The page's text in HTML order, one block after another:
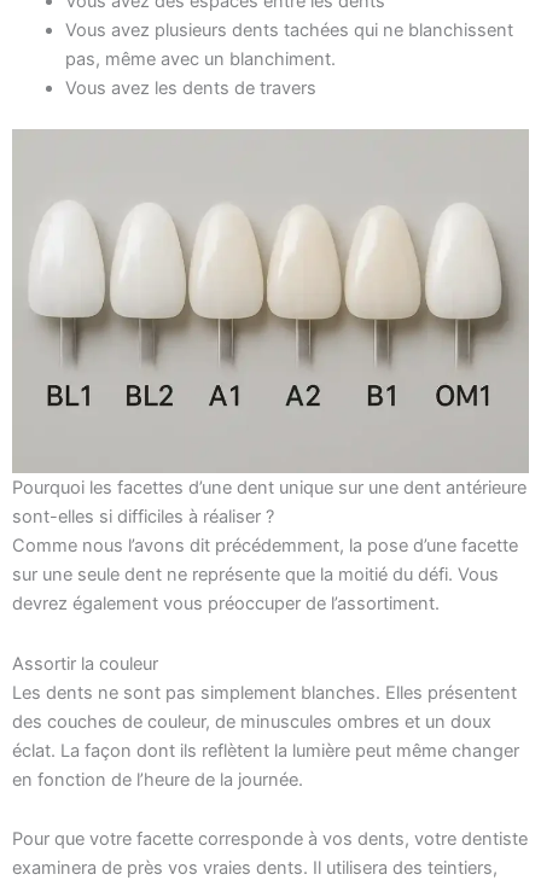
Vous avez plusieurs dents tachées qui ne blanchissent
pas, même avec un blanchiment.
Vous avez les dents de travers
Pourquoi les facettes d’une dent unique sur une dent antérieure
sont-elles si difficiles à réaliser ?
Comme nous l’avons dit précédemment, la pose d’une facette
sur une seule dent ne représente que la moitié du défi. Vous
devrez également vous préoccuper de l’assortiment.
Assortir la couleur
Les dents ne sont pas simplement blanches. Elles présentent
des couches de couleur, de minuscules ombres et un doux
éclat. La façon dont ils reflètent la lumière peut même changer
en fonction de l’heure de la journée.
Pour que votre facette corresponde à vos dents, votre dentiste
examinera de près vos vraies dents. Il utilisera des teintiers,